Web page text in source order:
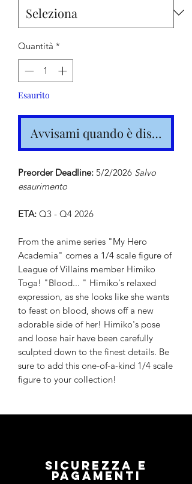
Quantità *
Esaurito
Avvisami quando è disponibile
Preorder Deadline: 5/2/2026 Salvo
esaurimento
ETA: Q3 - Q4 2026
From the anime series "My Hero
Academia" comes a 1/4 scale figure of
League of Villains member Himiko
Toga! "Blood... " Himiko's relaxed
expression, as she looks like she wants
to feast on blood, shows off a new
adorable side of her! Himiko's pose
and loose hair have been carefully
sculpted down to the finest details. Be
sure to add this one-of-a-kind 1/4 scale
figure to your collection!
Sicurezza e
pagamenti